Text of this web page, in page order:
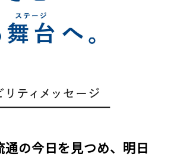
通の今日を見つめ、明日